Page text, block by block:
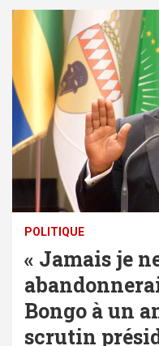
POLITIQUE
« Jamais je
Bongo à un
scrutin